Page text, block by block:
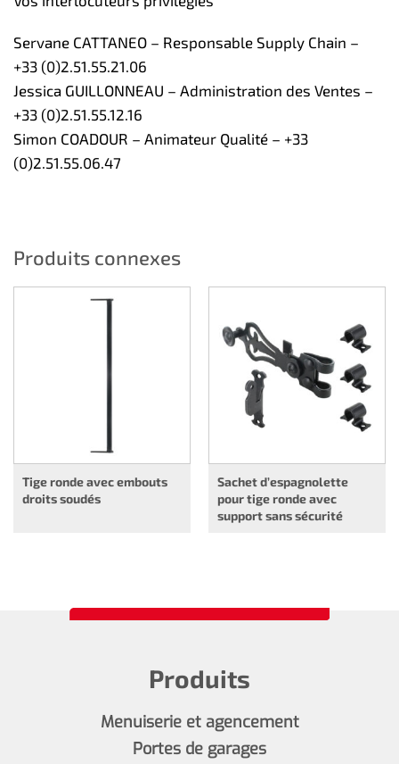
Servane CATTANEO – Responsable Supply Chain –
+33 (0)2.51.55.21.06
Jessica GUILLONNEAU – Administration des Ventes –
+33 (0)2.51.55.12.16
Simon COADOUR – Animateur Qualité – +33
(0)2.51.55.06.47
Produits connexes
Tige ronde avec embouts
droits soudés
Sachet d’espagnolette
pour tige ronde avec
support sans sécurité
Produits
Menuiserie et agencement
Portes de garages